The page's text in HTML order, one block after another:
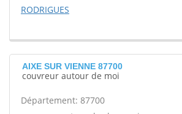
RODRIGUES
AIXE SUR VIENNE 87700
couvreur autour de moi
Département: 87700